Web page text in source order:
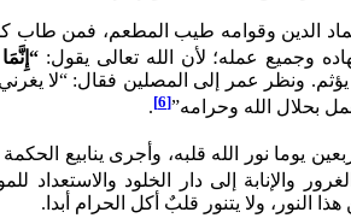
الدين وقوامه طيب المطعم، فمن
وجميع عمله؛ لأن الله تعالى يقول:
يؤثم. ونظر عمر إلى المصلين فقال: “لا
بحلال الله وحرامه”[6]
.
يوما نور الله قلبه، وأجرى ينابيع
والإنابة إلى دار الخلود والاستعداد
النور، ولا يتنور قلبٌ أكل الحرام أبدا.